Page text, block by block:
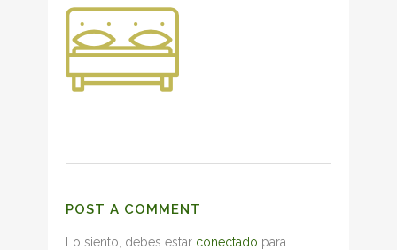
POST A COMMENT
Lo siento, debes estar conectado para